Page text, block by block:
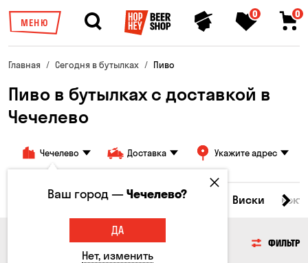
МЕНЮ
0 0
Главная Сегодня в бутылках Пиво
Пиво в бутылках с доставкой в
Чечелево
Чечелево Доставка Укажите адрес
Все товары Пиво Сидр Виски
ФИЛЬТР
Ваш город —Чечелево?
ДА
Нет, изменить